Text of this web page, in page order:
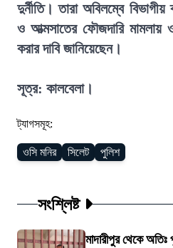
দুর্নীতি। তারা অবিলম্বে বিভাগীয়
ও আত্মসাতের ফৌজদারি মামলায়
করার দাবি জানিয়েছেন।
সূত্র: কালবেলা।
ট্যাগসমূহ:
ওসি মনির সিলেট পুলিশ
সংশ্লিষ্ট
মাদারীপুর থেকে অতিঃ